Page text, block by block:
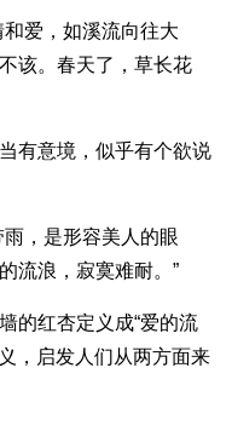
爱，如溪流向往大
该。春天了，草长花
意境，似乎有个欲说
，是形容美人的眼
流浪，寂寞难耐。”
红杏定义成“爱的流
，启发人们从两方面来